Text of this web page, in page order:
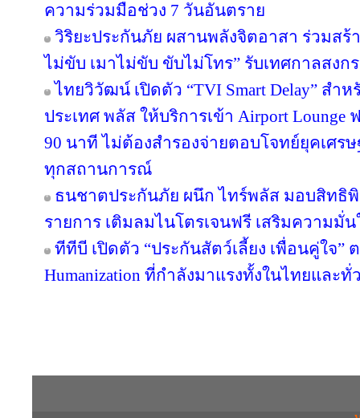
ความร่วมมือช่วง 7 วันอันตราย
วิริยะประกันภัย ผสานพลังจิตอาสา ร่วมส
ไม่ขับ เมาไม่ขับ ขับไม่โทร” รับเทศกาลสงก
ไทยวิวัฒน์ เปิดตัว “TVI Smart Delay” สำ
ประเทศ พลัส ให้บริการเข้า Airport
90 นาที ไม่ต้องสำรองจ่ายตอบโจทย์ยุคเศ
ทุกสถานการณ์
ธนชาตประกันภัย ผนึก ไทร์พลัส มอบสิทธิ
รายการ เติมลมไนโตรเจนฟรี เสริมความมั่
ทีทีบี เปิดตัว “ประกันสัตว์เลี้ยง เพื่อนคู่ใจ”
Humanization ที่กำลังมาแรงทั้งในไทยและทั่